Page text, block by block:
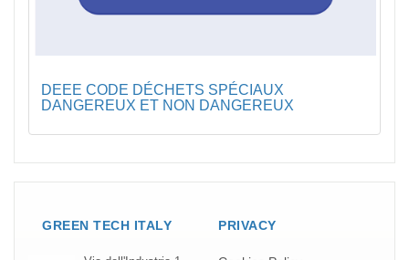
DEEE CODE DÉCHETS SPÉCIAUX
DANGEREUX ET NON DANGEREUX
GREEN TECH ITALY PRIVACY